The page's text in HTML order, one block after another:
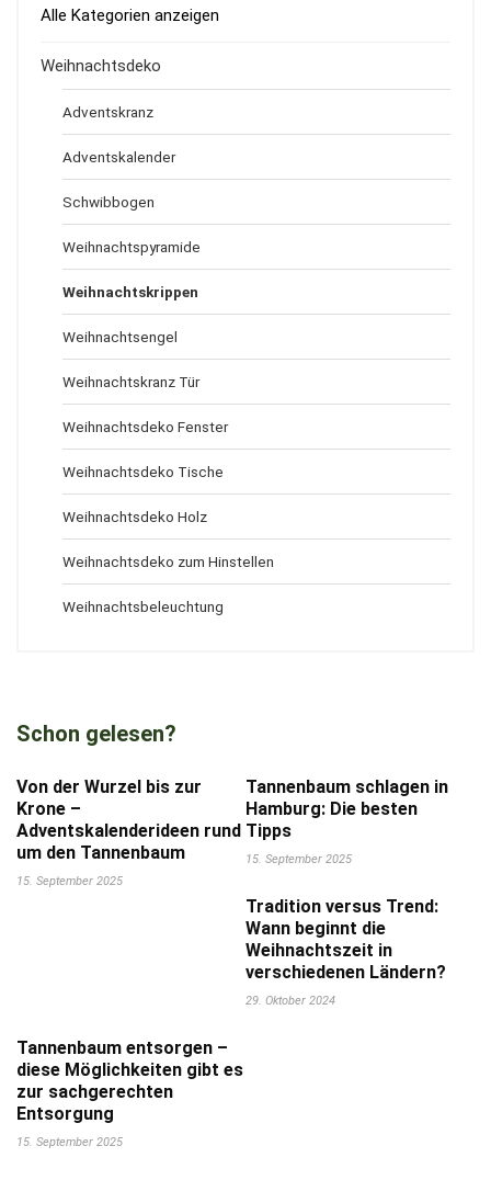
Alle Kategorien anzeigen
Weihnachtsdeko
Adventskranz
Adventskalender
Schwibbogen
Weihnachtspyramide
Weihnachtskrippen
Weihnachtsengel
Weihnachtskranz Tür
Weihnachtsdeko Fenster
Weihnachtsdeko Tische
Weihnachtsdeko Holz
Weihnachtsdeko zum Hinstellen
Weihnachtsbeleuchtung
Schon gelesen?
Von der Wurzel bis zur
Krone –
Adventskalenderideen rund
um den Tannenbaum
15. September 2025
Tannenbaum schlagen in
Hamburg: Die besten
Tipps
15. September 2025
Tradition versus Trend:
Wann beginnt die
Weihnachtszeit in
verschiedenen Ländern?
29. Oktober 2024
Tannenbaum entsorgen –
diese Möglichkeiten gibt es
zur sachgerechten
Entsorgung
15. September 2025